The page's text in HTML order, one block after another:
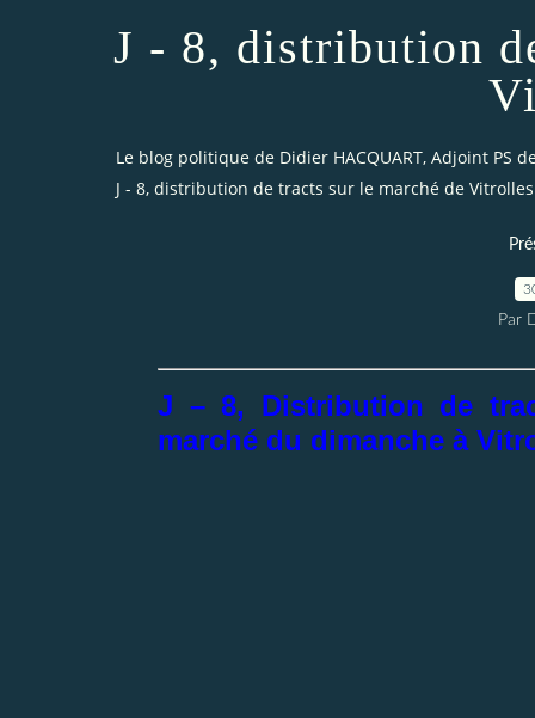
J - 8, distribution
Le blog politique de Didier HACQUART, Adjoint PS
J - 8, distribution de tracts sur le marché de Vitrolles
Par
J – 8, Distribution de
marché du dimanche à